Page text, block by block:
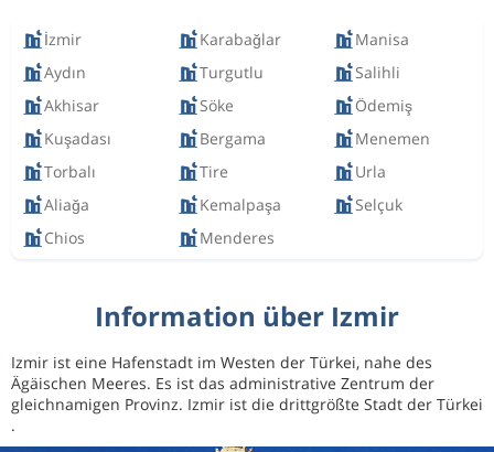
İzmir Karabağlar
Manisa
Aydın
Turgutlu
Salihli
Akhisar
Söke
Ödemiş
Kuşadası
Bergama
Menemen
Torbalı
Tire
Urla
Aliağa
Kemalpaşa
Selçuk
Chios
Menderes
Information über Izmir
Izmir ist eine Hafenstadt im Westen der Türkei, nahe des
Ägäischen Meeres. Es ist das administrative Zentrum der
gleichnamigen Provinz. Izmir ist die drittgrößte Stadt der Türkei
.